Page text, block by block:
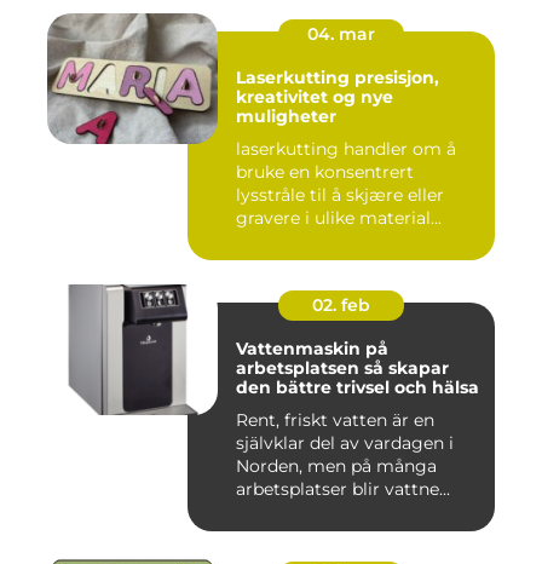
04. mar
Laserkutting presisjon,
kreativitet og nye
muligheter
laserkutting handler om å
bruke en konsentrert
lysstråle til å skjære eller
gravere i ulike material...
02. feb
Vattenmaskin på
arbetsplatsen så skapar
den bättre trivsel och hälsa
Rent, friskt vatten är en
självklar del av vardagen i
Norden, men på många
arbetsplatser blir vattne...